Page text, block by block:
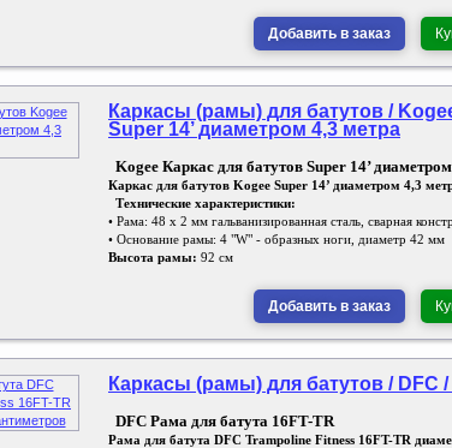
Добавить в заказ
Каркасы (рамы) для батутов /
Super 14’ диаметром 4,3 метра
Kogee Каркас для батутов Super 14’
Каркас для батутов Kogee Super 14’ диаметром 4,3
Технические характеристики:
• Рама: 48 х 2 мм гальванизированная сталь, сварная
• Основание рамы: 4 "W" - образных ноги, диаметр 42 мм
Высота рамы: 92 см
Добавить в заказ
Каркасы (рамы) для батутов / DFC
DFC Рама для батута 16FT-TR
Рама для батута DFC Trampoline Fitness 16FT-TR